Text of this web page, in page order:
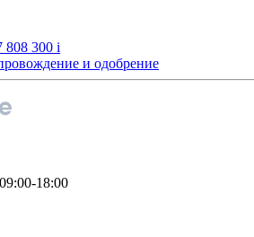
808 300 i
и одобрение
18:00